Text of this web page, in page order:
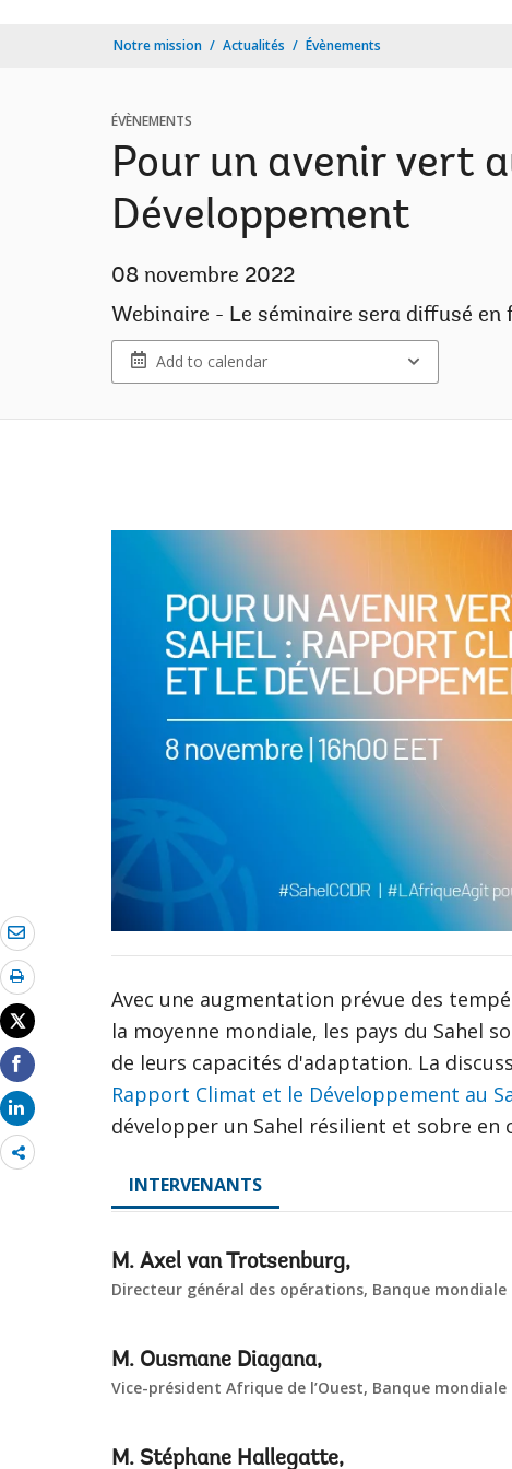
Notre mission Actualités Évènements
ÉVÈNEMENTS
Pour un avenir vert
Développement
08 novembre 2022
Webinaire - Le séminaire sera diffusé en
Add to calendar
Share
more
Avec une augmentation prévue des
la moyenne mondiale, les pays du Sahel
de leurs capacités d'adaptation. La
Rapport Climat et le Développement au
développer un Sahel résilient et sobre en
INTERVENANTS
M. Axel van Trotsenburg,
Directeur général des opérations, Banque mondiale
M. Ousmane Diagana,
Vice-président Afrique de l’Ouest, Banque mondiale
M. Stéphane Hallegatte,